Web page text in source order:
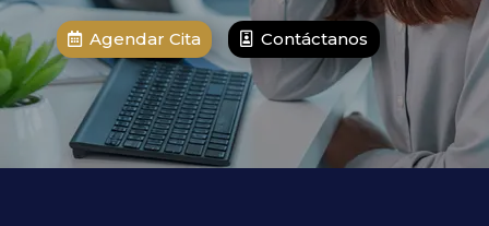
Agendar Cita Contáctanos